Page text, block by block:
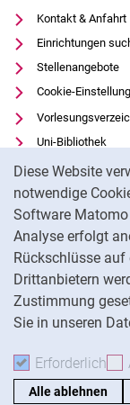
Diese Website
notwendige
Software Matomo
Analyse erfolgt
Rückschlüsse auf
Drittanbietern
Zustimmung
Sie in unseren
Erforderlich
Alle ablehnen
Kontakt & Anfahrt
Einrichtungen
Stellenangebote
Cookie-
Uni-Bibliothek
Moodle
Panopto
Datenschutz
Barrierefreiheit
Transparenter KI-